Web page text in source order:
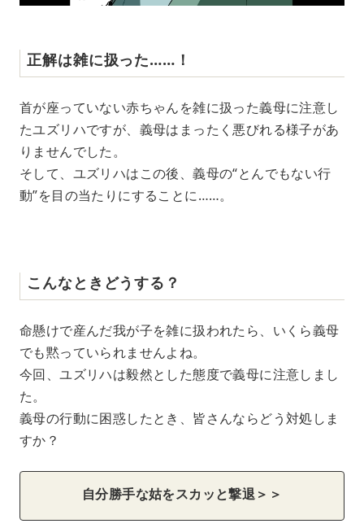
正解は雑に扱った……！
首が座っていない赤ちゃんを雑に扱った義母に注意し
たユズリハですが、義母はまったく悪びれる様子があ
りませんでした。
そして、ユズリハはこの後、義母の“とんでもない行
動”を目の当たりにすることに……。
こんなときどうする？
命懸けで産んだ我が子を雑に扱われたら、いくら義母
でも黙っていられませんよね。
今回、ユズリハは毅然とした態度で義母に注意しまし
た。
義母の行動に困惑したとき、皆さんならどう対処しま
すか？
自分勝手な姑をスカッと撃退＞＞